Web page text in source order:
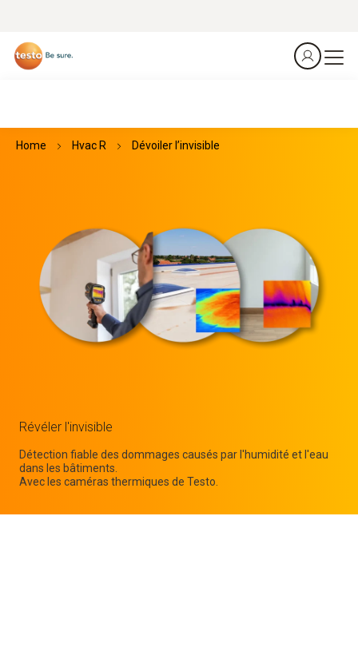
Home Hvac R Dévoiler l’invisible
Révéler l'invisible
Détection fiable des dommages causés par l'humidité et l'eau
dans les bâtiments.
Avec les caméras thermiques de Testo.